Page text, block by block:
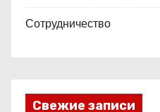
Сотрудничество
Свежие записи